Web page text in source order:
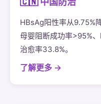
HBsAg阳性率从9.75%
母婴阻断成功率>95%
治愈率33.8%。
了解更多 →